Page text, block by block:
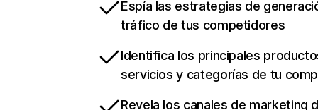
Espía las estrategias de
tráfico de tus competidores
Identifica los principales
servicios y categorías de tu
Revela los canales de marketing